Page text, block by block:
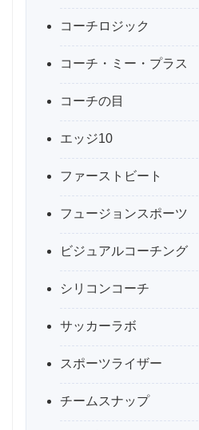
コーチロジック
コーチ・ミー・プラス
コーチの目
エッジ10
ファーストビート
フュージョンスポーツ
ビジュアルコーチング
シリコンコーチ
サッカーラボ
スポーツライザー
チームスナップ